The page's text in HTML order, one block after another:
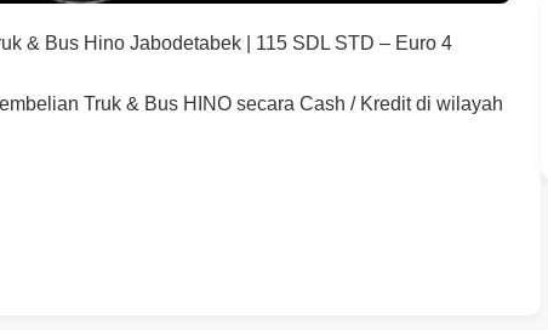
& Bus Hino Jabodetabek | 115 SDL STD – Euro 4
Truk & Bus HINO secara Cash / Kredit di wilayah